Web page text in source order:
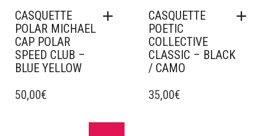
CASQUETTE
POLAR MICHAEL
CAP POLAR
SPEED CLUB –
BLUE YELLOW
50,00€
CASQUETTE
POETIC
COLLECTIVE
CLASSIC – BLACK
/ CAMO
35,00€